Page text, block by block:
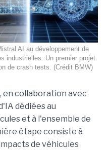
AI au développement de
industrielles. Un premier projet
de crash tests. (Crédit BMW)
en collaboration avec
dédiées au
et à l'ensemble de
étape consiste à
de véhicules